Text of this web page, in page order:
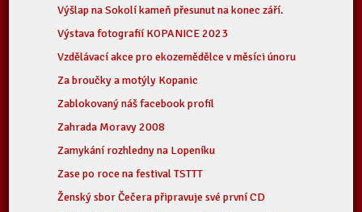
Výšlap na Sokolí kameň přesunut na konec září.
Výstava fotografií KOPANICE 2023
Vzdělávací akce pro ekozemědělce v měsíci únoru
Za broučky a motýly Kopanic
Zablokovaný náš facebook profil
Zahrada Moravy 2008
Zamykání rozhledny na Lopeníku
Zase po roce na festival TSTTT
Ženský sbor Čečera připravuje své první CD